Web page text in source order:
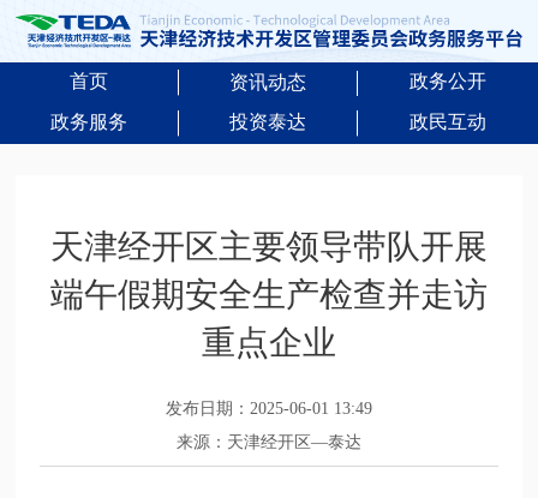
首页 资讯动态
政务公开
政务服务
投资泰达 政民互动
天津经开区主要领导带队开展
端午假期安全生产检查并走访
重点企业
发布日期：2025-06-01 13:49
来源：天津经开区—泰达